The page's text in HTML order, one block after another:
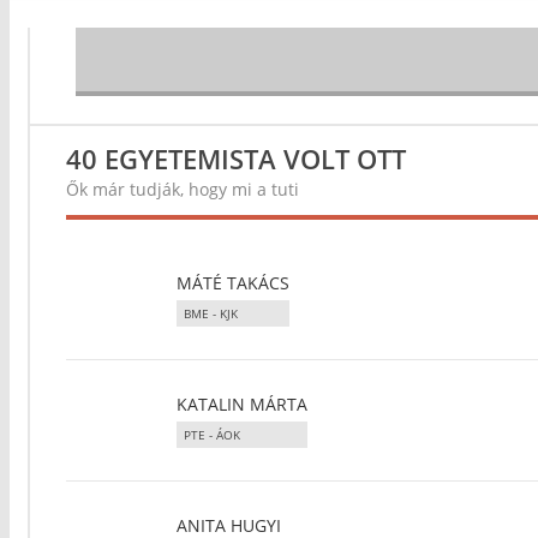
40 EGYETEMISTA VOLT OTT
Ők már tudják, hogy mi a tuti
MÁTÉ TAKÁCS
BME - KJK
KATALIN MÁRTA
PTE - ÁOK
ANITA HUGYI